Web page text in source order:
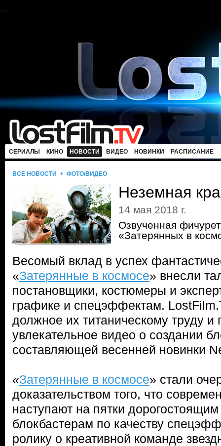
СЕРИАЛЫ КИНО НОВОСТИ ВИДЕО НОВИНКИ РАСПИСАНИЕ
ВСЕ НОВОСТИ ФОТО/ВИДЕО
Неземная
14 мая 2018 г.
Озвученная
«Затерянных в
Весомый вклад в успех
«Затерянные в космосе» внесли
постановщики, костюмеры и
графике и спецэффектам.
должное их титаническому труду и
увлекательное видео о создании
составляющей весенней новинки
«Затерянные в космосе» стали
доказательством того, что
наступают на пятки
блокбастерам по качеству
ролику о креативной команде